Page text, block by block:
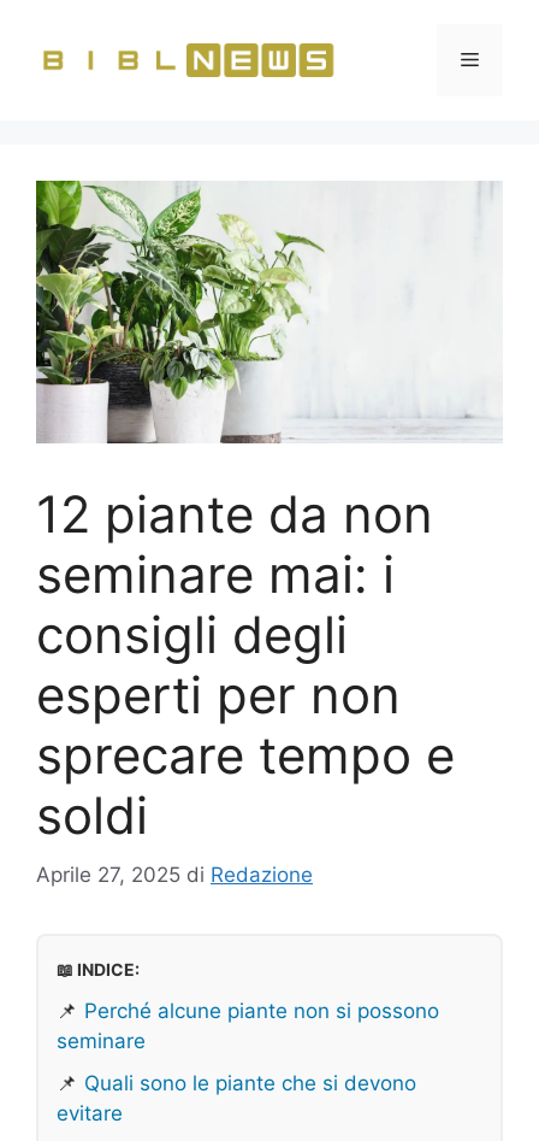
contenuto
Menu
12 piante da non
seminare mai: i
consigli degli
esperti per non
sprecare tempo e
soldi
Aprile 27, 2025 di Redazione
📖 INDICE:
📌 Perché alcune piante non si possono
seminare
📌 Quali sono le piante che si devono
evitare